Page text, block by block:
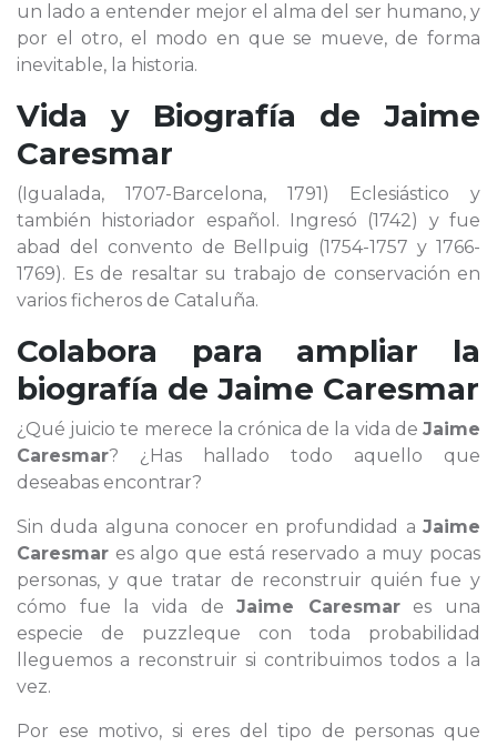
un lado a entender mejor el alma del ser humano, y
por el otro, el modo en que se mueve, de forma
inevitable, la historia.
Vida y Biografía de Jaime
Caresmar
(Igualada, 1707-Barcelona, 1791) Eclesiástico y
también historiador español. Ingresó (1742) y fue
abad del convento de Bellpuig (1754-1757 y 1766-
1769). Es de resaltar su trabajo de conservación en
varios ficheros de Cataluña.
Colabora para ampliar la
biografía de Jaime Caresmar
¿Qué juicio te merece la crónica de la vida de Jaime
Caresmar? ¿Has hallado todo aquello que
deseabas encontrar?
Sin duda alguna conocer en profundidad a Jaime
Caresmar es algo que está reservado a muy pocas
personas, y que tratar de reconstruir quién fue y
cómo fue la vida deJaime Caresmares una
especie de puzzleque con toda probabilidad
lleguemos a reconstruir si contribuimos todos a la
vez.
Por ese motivo, si eres del tipo de personas que